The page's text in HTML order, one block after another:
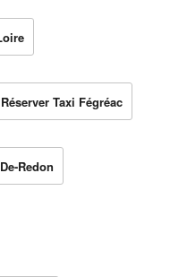
Réserver Taxi Fégréac
Redon